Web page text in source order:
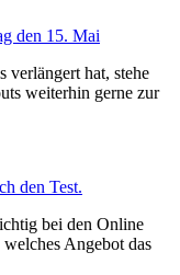
den 15. Mai
verlängert hat, stehe
weiterhin gerne zur
den Test.
bei den Online
Angebot das